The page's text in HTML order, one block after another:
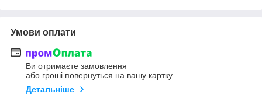
Умови оплати
Ви отримаєте замовлення
або гроші повернуться на вашу картку
Детальніше